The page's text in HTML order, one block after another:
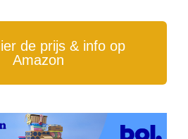
de prijs & info op
Amazon